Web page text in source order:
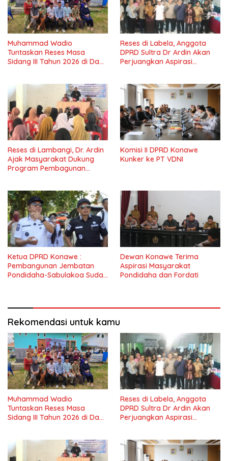
Muhammad Wadio
Tuntaskan Reses Masa
Sidang III Tahun 2026 di Dapil
Reses di Labela, Anggota
DPRD Sultra Dr Ardin Akan
Perjuangkan Aspirasi
Reses di Lambangi, Dr. Ardin
Ajak Masyarakat Dukung
Program Pembagunan
Komisi II DPRD Konawe
Kunker ke PT VDNI
Ketua DPRD Konawe :
Pembangunan Jembatan
Pondidaha-Sabulakoa Sudah
Dewan Konawe Terima
Aspirasi Masyarakat
Pondidaha dan Fordati
Rekomendasi untuk kamu
Muhammad Wadio
Tuntaskan Reses Masa
Sidang III Tahun 2026 di Dapil
Reses di Labela, Anggota
DPRD Sultra Dr Ardin Akan
Perjuangkan Aspirasi